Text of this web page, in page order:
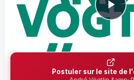
Postuler sur le site de